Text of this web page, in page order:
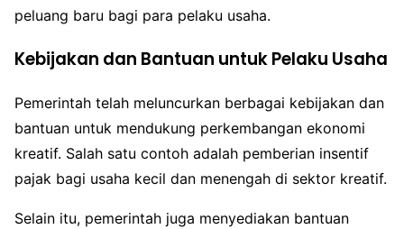
peluang baru bagi para pelaku usaha.
Kebijakan dan Bantuan untuk Pelaku Usaha
Pemerintah telah meluncurkan berbagai kebijakan dan
bantuan untuk mendukung perkembangan ekonomi
kreatif. Salah satu contoh adalah pemberian insentif
pajak bagi usaha kecil dan menengah di sektor kreatif.
Selain itu, pemerintah juga menyediakan bantuan